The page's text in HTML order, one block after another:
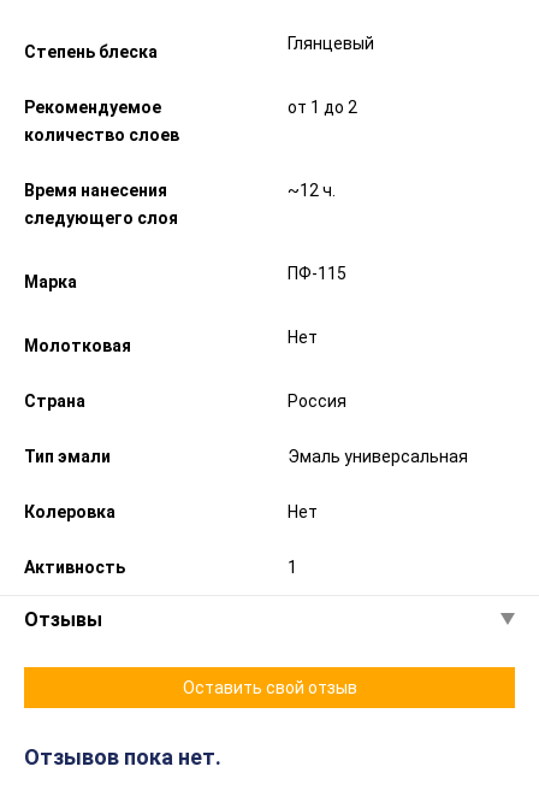
Степень блеска Глянцевый
Рекомендуемое
количество слоев
от 1 до 2
Время нанесения
следующего слоя
~12 ч.
Марка ПФ-115
Молотковая Нет
Страна Россия
Тип эмали Эмаль универсальная
Колеровка Нет
Активность 1
Отзывы
Оставить свой отзыв
Отзывов пока нет.